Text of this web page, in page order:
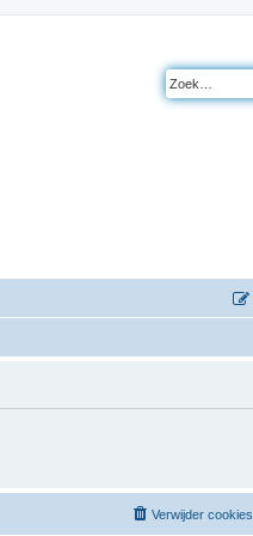
Verwijder cookies